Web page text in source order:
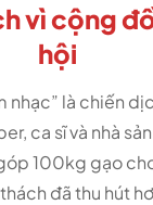
vì cộng
hội
nhạc” là chiến
ca sĩ và nhà
100kg gạo
đã thu hút